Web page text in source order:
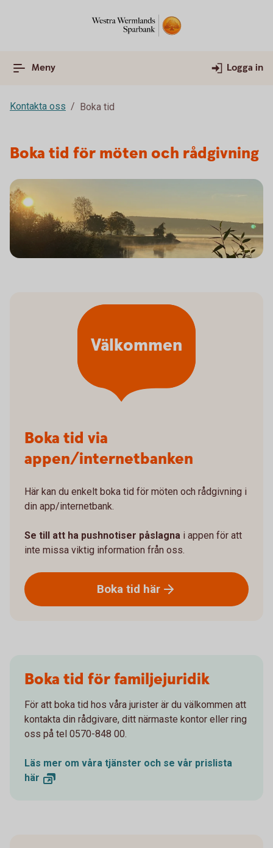
Meny Logga in
Kontakta oss Boka tid
Boka tid för möten och rådgivning
Boka tid via
appen/internetbanken
Här kan du enkelt boka tid för möten och rådgivning i
din app/internetbank.
Se till att ha pushnotiser påslagna i appen för att
inte missa viktig information från oss.
Boka tid här
Välkommen
Boka tid för familjejuridik
För att boka tid hos våra jurister är du välkommen att
kontakta din rådgivare, ditt närmaste kontor eller ring
oss på tel 0570-848 00.
Läs mer om våra tjänster och se vår prislista
här